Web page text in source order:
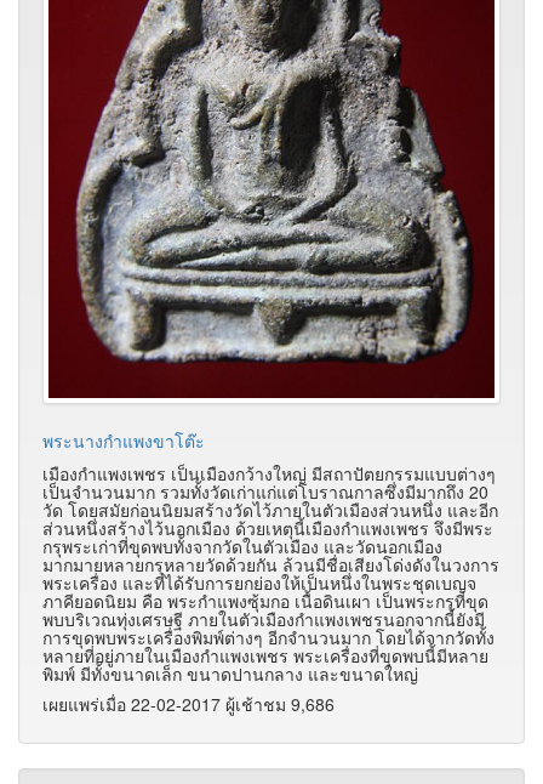
พระนางกำแพงขาโต๊ะ
เมืองกำแพงเพชร เป็นเมืองกว้างใหญ่ มีสถาปัตยกรรมแบบต่างๆ
เป็นจำนวนมาก รวมทั้งวัดเก่าแก่แต่โบราณกาลซึ่งมีมากถึง 20
วัด โดยสมัยก่อนนิยมสร้างวัดไว้ภายในตัวเมืองส่วนหนึ่ง และอีก
ส่วนหนึ่งสร้างไว้นอกเมือง ด้วยเหตุนี้เมืองกำแพงเพชร จึงมีพระ
กรุพระเก่าที่ขุดพบทั้งจากวัดในตัวเมือง และวัดนอกเมือง
มากมายหลายกรุหลายวัดด้วยกัน ล้วนมีชื่อเสียงโด่งดังในวงการ
พระเครื่อง และที่ได้รับการยกย่องให้เป็นหนึ่งในพระชุดเบญจ
ภาคียอดนิยม คือ พระกำแพงซุ้มกอ เนื้อดินเผา เป็นพระกรุที่ขุด
พบบริเวณทุ่งเศรษฐี ภายในตัวเมืองกำแพงเพชรนอกจากนี้ยังมี
การขุดพบพระเครื่องพิมพ์ต่างๆ อีกจำนวนมาก โดยได้จากวัดทั้ง
หลายที่อยู่ภายในเมืองกำแพงเพชร พระเครื่องที่ขุดพบนี้มีหลาย
พิมพ์ มีทั้งขนาดเล็ก ขนาดปานกลาง และขนาดใหญ่
เผยแพร่เมื่อ 22-02-2017 ผู้เช้าชม 9,686